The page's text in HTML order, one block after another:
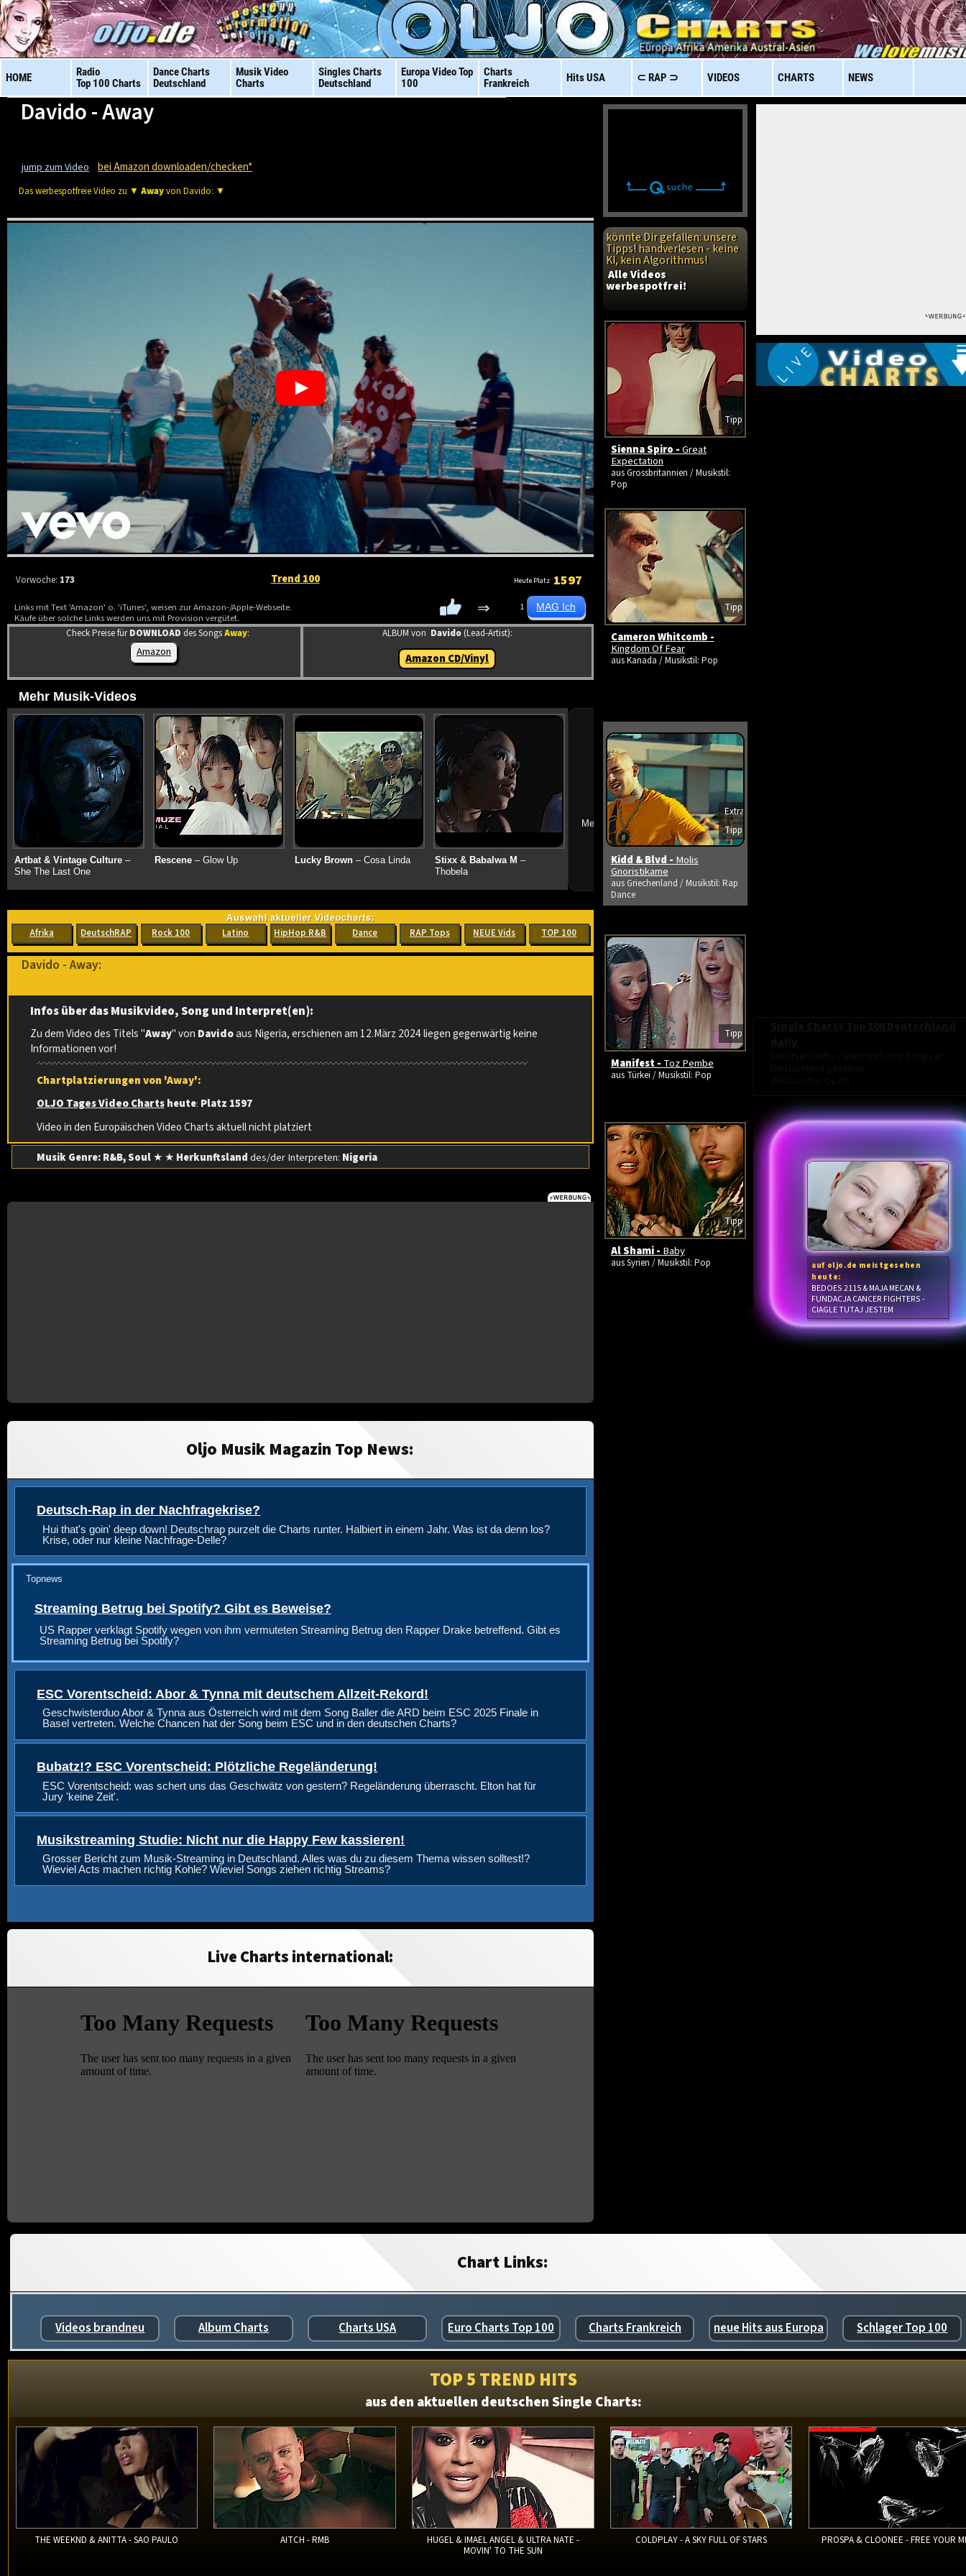
HOME
Radio
Top 100 Charts
Dance Charts
Deutschland
Musik Video
Charts
Singles Charts
Deutschland
Europa VideoTop
100
Charts
Frankreich
HitsUSA ⊂ RAP ⊃ VIDEOS CHARTS NEWS
Davido - Away
jump zum Video bei Amazon downloaden/checken*
Das werbespotfreie Video zu ▼Awayvon Davido: ▼
Vorwoche: 173 Trend 100 Heute Platz 1597
Links mit Text 'Amazon' o. 'iTunes', weisen zur Amazon-/Apple-Webseite.
Käufe über solche Links werden uns mit Provision vergütet.
⇒ 1
Check Preise fürDOWNLOAD des SongsAway:
Amazon
ALBUM von Davido(Lead-Artist):
Amazon CD/Vinyl
Mehr Musik-Videos
Artbat & Vintage Culture–
She The Last One
Rescene– Glow Up Lucky Brown– Cosa Linda Stixx & Babalwa M –
Thobela
➔
Mehr neue Vids ansehen
Afrika DeutschRAP Rock 100 Latino HipHop R&B Dance RAP Tops NEUE Vids TOP 100
Davido - Away:
Infos über das Musikvideo, Song und Interpret(en):
Zu dem Video des Titels "Away" von Davidoaus Nigeria, erschienen am 12.März 2024 liegen gegenwärtig keine
Informationen vor!
Chartplatzierungen von 'Away':
OLJO Tages Video Charts heute: Platz 1597
Video in den Europäischen Video Charts aktuell nicht platziert
Musik Genre: R&B, Soul★ ★ Herkunftslanddes/der Interpreten: Nigeria
Oljo Musik Magazin Top News:
Deutsch-Rap in der Nachfragekrise?
Hui that's goin' deep down! Deutschrap purzelt die Charts runter. Halbiert in einem Jahr. Was ist da denn los?
Krise, oder nur kleine Nachfrage-Delle?
Topnews
Streaming Betrug bei Spotify? Gibt es Beweise?
US Rapper verklagt Spotify wegen von ihm vermuteten Streaming Betrug den Rapper Drake betreffend. Gibt es
Streaming Betrug bei Spotify?
ESC Vorentscheid: Abor & Tynna mit deutschem Allzeit-Rekord!
Geschwisterduo Abor & Tynna aus Österreich wird mit dem Song Baller die ARD beim ESC 2025 Finale in
Basel vertreten. Welche Chancen hat der Song beim ESC und in den deutschen Charts?
Bubatz!? ESC Vorentscheid: Plötzliche Regeländerung!
ESC Vorentscheid: was schert uns das Geschwätz von gestern? Regeländerung überrascht. Elton hat für
Jury 'keine Zeit'.
Musikstreaming Studie: Nicht nur die Happy Few kassieren!
Grosser Bericht zum Musik-Streaming in Deutschland. Alles was du zu diesem Thema wissen solltest!?
Wieviel Acts machen richtig Kohle? Wieviel Songs ziehen richtig Streams?
Live Charts international:
auf oljo.de meistgesehen
heute:
BEDOES 2115 & MAJA MECAN &
FUNDACJA CANCER FIGHTERS -
CIAGLE TUTAJ JESTEM
könnte Dir gefallen: unsere
Tipps! handverlesen - keine
KI, kein Algorithmus!
Alle Videos
werbespotfrei!
Tipp
Sienna Spiro -Great
Expectation
aus Grossbritannien / Musikstil:
Pop
Tipp
Cameron Whitcomb -
Kingdom Of Fear
aus Kanada / Musikstil: Pop
Extra
Tipp
Kidd & Blvd - Molis
Gnoristikame
aus Griechenland / Musikstil: Rap
Dance
Tipp
Manifest - Toz Pembe
aus Türkei / Musikstil: Pop
Tipp
Al Shami - Baby
aus Syrien / Musikstil: Pop
Chart Links:
Videos brandneu Album Charts Charts USA Euro Charts Top 100 Charts Frankreich neue Hits aus Europa Schlager Top 100
TOP 5 TREND HITS
aus den aktuellen deutschen Single Charts:
THE WEEKND & ANITTA - SAO PAULO AITCH - RMB
HUGEL & IMAEL ANGEL & ULTRA NATE -
MOVIN' TO THE SUN
COLDPLAY - A SKY FULL OF STARS PROSPA & CLOONEE - FREE YOUR